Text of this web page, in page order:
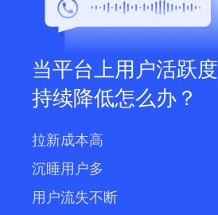
当平台上用户活跃度
持续降低怎么办？
拉新成本高
沉睡用户多
用户流失不断